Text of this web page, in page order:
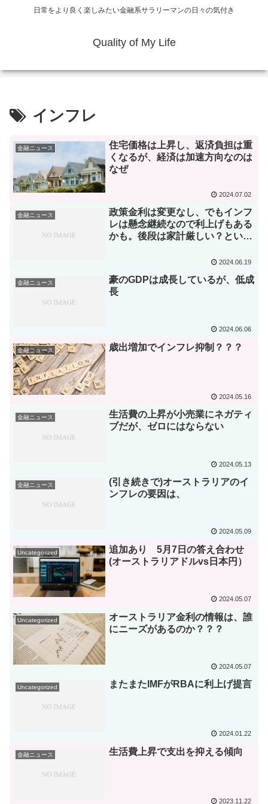
日常をより良く楽しみたい金融系サラリーマンの日々の気付き
Quality of My Life
インフレ
金融ニュース
住宅価格は上昇し、返済負担は重
くなるが、経済は加速方向なのは
なぜ
2024.07.02
金融ニュース
政策金利は変更なし、でもインフ
レは懸念継続なので利上げもある
かも。後段は家計厳しい？という
2024.06.19
金融ニュース
豪のGDPは成長しているが、低成
長
2024.06.06
金融ニュース 歳出増加でインフレ抑制？？？
2024.05.16
金融ニュース
生活費の上昇が小売業にネガティ
ブだが、ゼロにはならない
2024.05.13
金融ニュース
(引き続きで)オーストラリアのイ
ンフレの要因は、
2024.05.09
Uncategorized
追加あり 5月7日の答え合わせ
(オーストラリアドルvs日本円）
2024.05.07
Uncategorized
オーストラリア金利の情報は、誰
にニーズがあるのか？？？
2024.05.07
Uncategorized またまたIMFがRBAに利上げ提言
2024.01.22
金融ニュース 生活費上昇で支出を抑える傾向
2023.11.22